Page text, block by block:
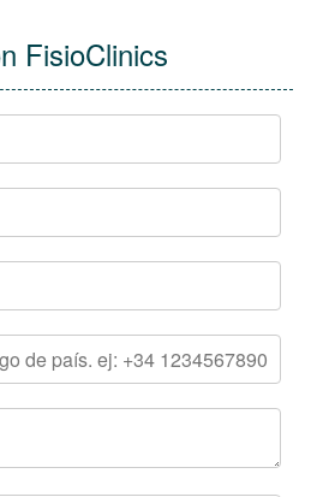
FisioClinics